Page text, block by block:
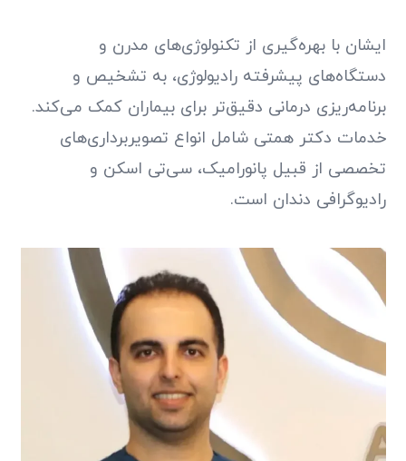
ایشان با بهره‌گیری از تکنولوژی‌های مدرن و
دستگاه‌های پیشرفته رادیولوژی، به تشخیص و
برنامه‌ریزی درمانی دقیق‌تر برای بیماران کمک می‌کند.
خدمات دکتر همتی شامل انواع تصویربرداری‌های
تخصصی از قبیل پانورامیک، سی‌تی اسکن و
رادیوگرافی دندان است.